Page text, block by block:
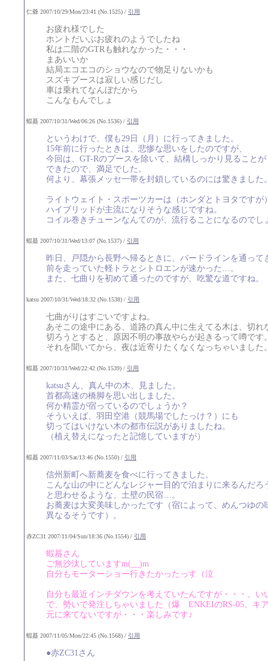
仁爺 2007/10/29/Mon/23:41 (No.1525) / 引用
お疲れ様でした
ホントだいぶお疲れのようでしたね
私は二階のGTRも触れなかった・・・
まあいいか
結局エコエコのショウなので物足りないかも
スズキブースは寂しい感じだし
車は乗れてなんぼだから
こんなもんでしょ
蝦蟇 2007/10/31/Wed/06:26 (No.1536) / 引用
というわけで、僕も29日（月）に行ってきました。
15年前に行ったときは、悲惨な思いをしたのですが、
今回は、GT-Rのブースを除いて、結構しっかり見ることが
できたので、満足でした。
何より、幕張メッセ一帯を封鎖しているのには驚きました
ライトウェイト・スポーツカーは（ホンダとトヨタですが
ハイブリッドが主流になりそうな感じですね。
コイル巻きチューンなんてのが、流行ることになるのでし
蝦蟇 2007/10/31/Wed/13:07 (No.1537) / 引用
昨日、戸隠から長野へ帰るときに、バードラインを通って
前を走っていた軽トラとシトロエンが速かった…。
また、七曲りを初めて通ったのですが、吃驚な道ですね。
katsu 2007/10/31/Wed/18:32 (No.1538) / 引用
七曲がりはすごいですよね。
あそこの途中にある、道路の真ん中に生えてる木は、切れ
切ろうとすると、原因不明の事故やらが起きるって噂です
それを聞いてから、夜は近寄りたくなくなっちゃいました
蝦蟇 2007/10/31/Wed/22:42 (No.1539) / 引用
katsuさん、真ん中の木、見ました。
首都高速の橋脚を思い出しました。
何か精霊が宿っているのでしょうか？
そういえば、羽田空港（競馬場でしたっけ？）にも
切ってはいけない木の都市伝説がありましたね。
（植え替えになったと記憶していますが）
蝦蟇 2007/11/03/Sat/13:46 (No.1550) / 引用
信州新町へ新蕎麦を食べに行ってきました。
こんな山の中にどんなレジャー目的で泊まりに来るんだろ
と思わせるような、土壁の民宿…。
お蕎麦は大変美味しかったです（宿によって、めんつゆの
異なるそうです）。
赤ZC31 2007/11/04/Sun/18:36 (No.1554) / 引用
蝦蟇さん
ご無沙汰していますm(__)m
自分もモーターショー行きたかったっす（泣
自分も最近インチダウンを考えていたんですが・・・。
で、勢いで発注しちゃいました（爆 ENKEIのRS-05、キ
元に来てないですが・・・楽しみです♪
蝦蟇 2007/11/05/Mon/22:45 (No.1568) / 引用
●赤ZC31さん